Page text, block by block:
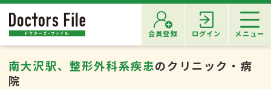
会員登録 ログイン メニュー
南大沢駅、整形外科系疾患のクリニック・病
院